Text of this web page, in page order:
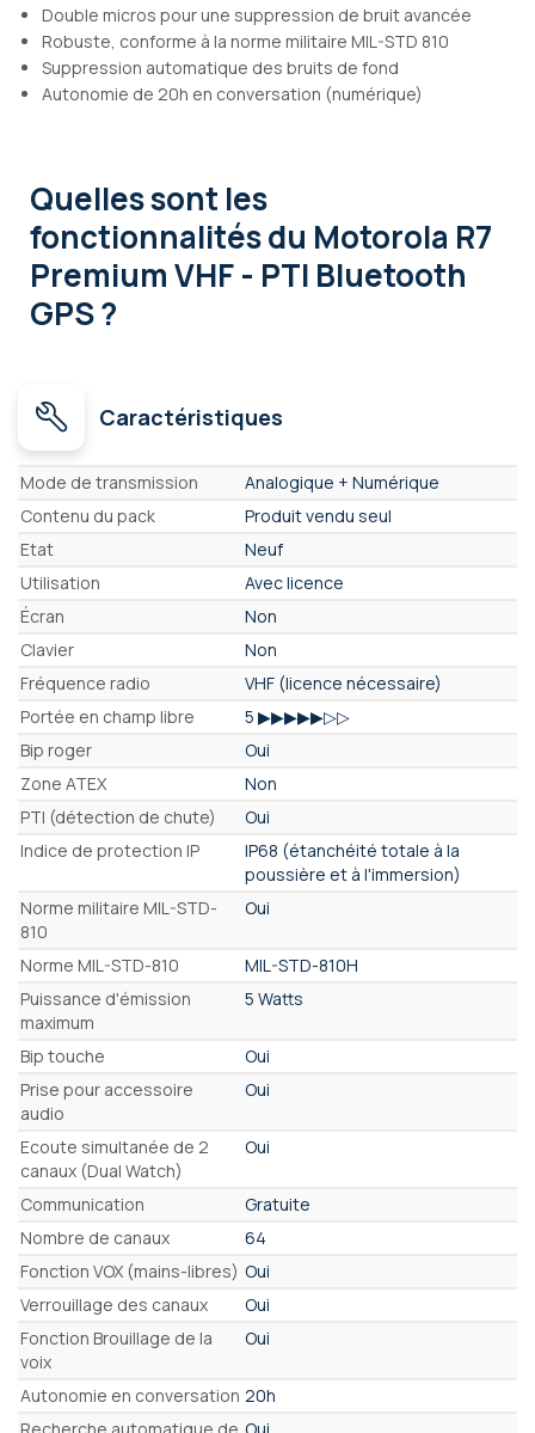
Double micros pour une suppression de bruit avancée
Robuste, conforme à la norme militaire MIL-STD 810
Suppression automatique des bruits de fond
Autonomie de 20h en conversation (numérique)
Quelles sont les
fonctionnalitésdu Motorola R7
Premium VHF - PTI Bluetooth
GPS ?
Caractéristiques
Caractéristiques
Mode de transmission
Analogique + Numérique
Contenu du pack
Produit vendu seul
Etat
Neuf
Utilisation
Avec licence
Écran
Non
Clavier
Non
Fréquence radio
VHF (licence nécessaire)
Portée en champ libre
5 ▶▶▶▶▶▷▷
Bip roger
Oui
Zone ATEX
Non
PTI (détection de chute)
Oui
Indice de protection IP
IP68 (étanchéité totale à la
poussière et à l'immersion)
Norme militaire MIL-STD-
810
Oui
Norme MIL-STD-810
MIL-STD-810H
Puissance d'émission
maximum
5 Watts
Bip touche
Oui
Prise pour accessoire
audio
Oui
Ecoute simultanée de 2
canaux (Dual Watch)
Oui
Communication
Gratuite
Nombre de canaux
64
Fonction VOX (mains-libres) Oui
Verrouillage des canaux
Oui
Fonction Brouillage de la
voix
Oui
Autonomie en conversation 20h